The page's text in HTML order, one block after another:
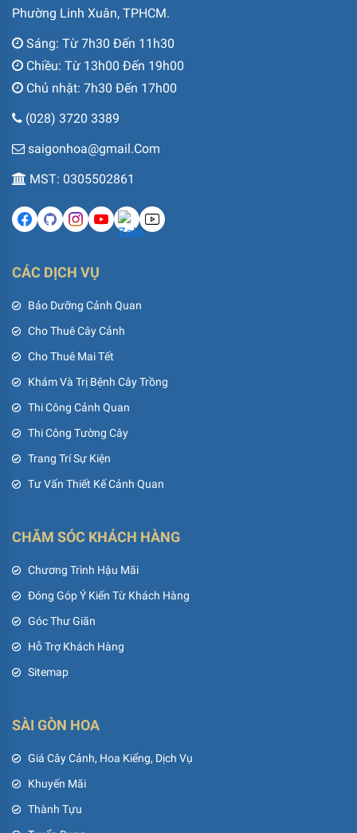
Phường Linh Xuân, TPHCM.
Sáng: Từ 7h30 Đến 11h30
Chiều: Từ 13h00 Đến 19h00
Chủ nhật: 7h30 Đến 17h00
(028) 3720 3389
saigonhoa@gmail.Com
MST: 0305502861
CÁC DỊCH VỤ
Bảo Dưỡng Cảnh Quan
Cho Thuê Cây Cảnh
Cho Thuê Mai Tết
Khám Và Trị Bệnh Cây Trồng
Thi Công Cảnh Quan
Thi Công Tường Cây
Trang Trí Sự Kiện
Tư Vấn Thiết Kế Cảnh Quan
CHĂM SÓC KHÁCH HÀNG
Chương Trình Hậu Mãi
Đóng Góp Ý Kiến Từ Khách Hàng
Góc Thư Giãn
Hỗ Trợ Khách Hàng
Sitemap
SÀI GÒN HOA
Giá Cây Cảnh, Hoa Kiểng, Dịch Vụ
Khuyến Mãi
Thành Tựu